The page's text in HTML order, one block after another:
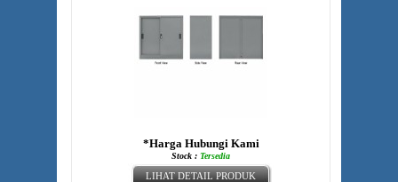
*Harga Hubungi Kami
Stock : Tersedia
LIHAT DETAIL PRODUK